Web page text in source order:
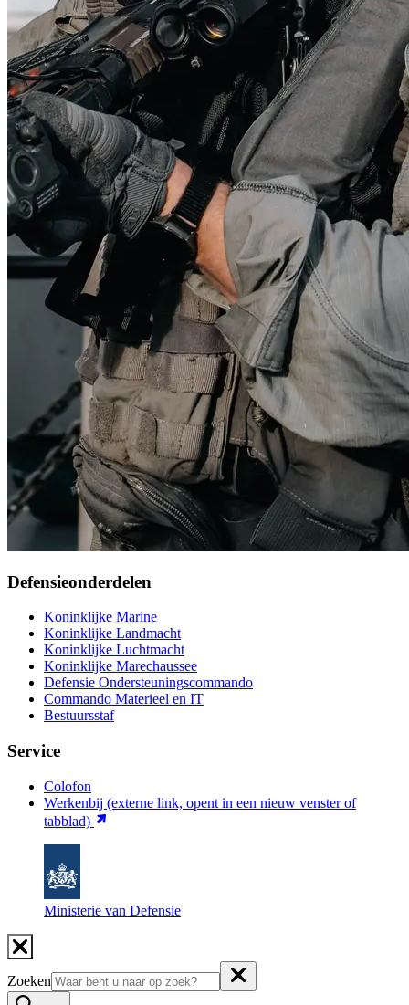
Defensieonderdelen
Koninklijke Marine
Koninklijke Landmacht
Koninklijke Luchtmacht
Koninklijke Marechaussee
Defensie Ondersteuningscommando
Commando Materieel en IT
Bestuursstaf
Service
Colofon
Werkenbij (externe link, opent in een nieuw venster of
tabblad)
Ministerie van Defensie
Zoeken